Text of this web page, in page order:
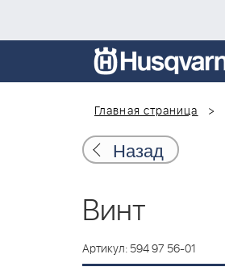
Главная страница
Назад
Винт
Артикул: 594 97 56-01